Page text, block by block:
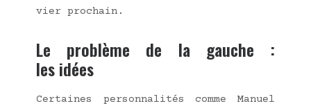
vier prochain.
Le problème de la gauche :
les idées
Cer­taines per­son­na­li­tés comme Manuel